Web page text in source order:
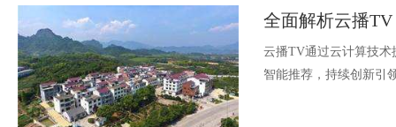
全面解析云播
云播TV通过云计算技术
智能推荐，持续创新引